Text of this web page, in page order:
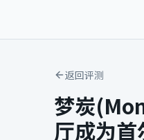
返回评测
梦炭
厅成为首